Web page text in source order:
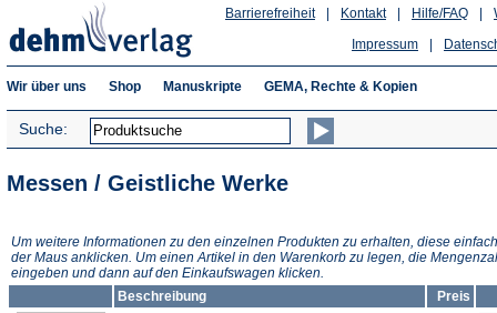
Hilfe/FAQ
Kontakt
Barrierefreiheit
Impressum
Wir über uns Shop Manuskripte GEMA, Rechte & Kopien
Suche:
Messen / Geistliche Werke
Um weitere Informationen zu den einzelnen Produkten zu erhalten, diese
der Maus anklicken. Um einen Artikel in den Warenkorb zu legen, die
eingeben und dann auf den Einkaufswagen klicken.
Beschreibung
Preis